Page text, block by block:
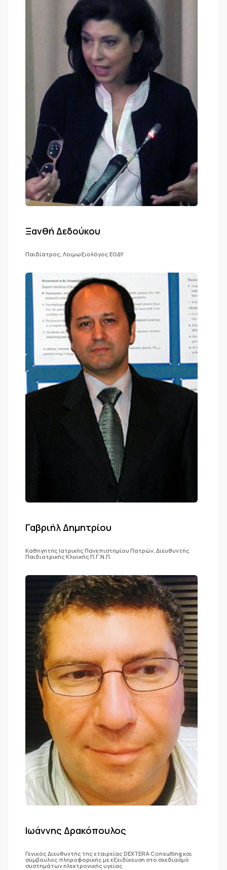
Ξανθή Δεδούκου
Παιδίατρος, Λοιμωξιολόγος ΕΟΔΥ
Γαβριήλ Δημητρίου
Καθηγητής Ιατρικής Πανεπιστημίου Πατρών, Διευθυντής
Παιδιατρικής Κλινικής Π.Γ.Ν.Π.
Ιωάννης Δρακόπουλος
Γενικός Διευθυντής της εταιρείας DEXTERA Consulting και
σύμβουλος πληροφορικής με εξειδίκευση στο σχεδιασμό
συστημάτων ηλεκτρονικής υγείας